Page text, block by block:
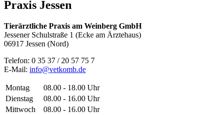
Praxis Jessen
Tierärztliche Praxis am Weinberg GmbH
Jessener Schulstraße 1 (Ecke am Ärztehaus)
06917 Jessen (Nord)
Telefon: 0 35 37 / 20 57 75 7
E-Mail: info@vetkomb.de
Montag
08.00 - 18.00 Uhr
Dienstag
08.00 - 16.00 Uhr
Mittwoch
08.00 - 16.00 Uhr